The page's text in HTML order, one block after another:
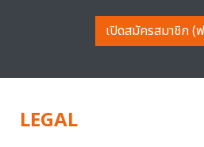
เปิดสมัครสมาชิก (
LEGAL